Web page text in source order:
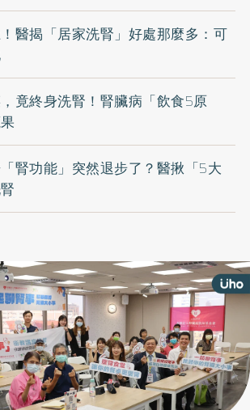
醫揭「居家洗腎」好處那麼多：可
竟終身洗腎！腎臟病「飲食5原
腎功能」突然退步了？醫揪「5大